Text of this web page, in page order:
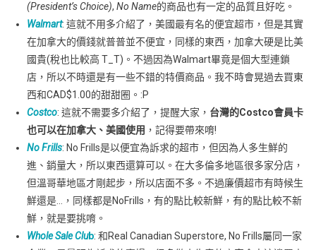
(President’s Choice), No Name的商品也有一定的品質且好吃。
Walmart: 這就不用多介紹了，美國最有名的便宜超市，但是其實
在加拿大的價錢就普普並不便宜，同樣的東西，加拿大硬是比美
國貴(稅也比較高 T_T)。不過因為Walmart畢竟是個大型連鎖
店，所以不時還是有一些不錯的特價商品。我不時會晃過去買東
西和CAD$1.00的甜甜圈。:P
Costco: 這就不需要多介紹了，提醒大家， 台灣的Costco會員卡
也可以在加拿大、美國使用 ，記得要帶來唷!
No Frills: No Frills是以便宜為訴求的超市，但因為人多生鮮的
進、銷量大，所以東西還算可以。在大多倫多地區很多家分店，
但溫哥華地區才剛起步，所以店面不多。不過廉價超市有時候生
鮮還是…，同樣都是NoFrills，有的點比較新鮮，有的點比較不新
鮮，就是要挑唷。
Whole Sale Club: 和Real Canadian Superstore, No Frills屬同一家